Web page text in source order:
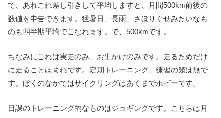
で、あれこれ差し引きして平均しますと、月間500km前後の
数値を申告できます。猛暑日、長雨、さぼりぐせみたいなも
のも四半期平均でこなれます。で、500kmです。
ちなみにこれは実走のみ、お出かけのみです。走るためだけ
に走ることはまれです。定期トレーニング、練習の類は無で
す。ぼくのなかではサイクリングはあくまでホビーです。
日課のトレーニング的なものはジョギングです。こちらは月